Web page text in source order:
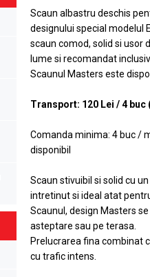
Scaun albastru deschis
designului special modelul
scaun comod, solid si usor
lume si recomandat
Scaunul Masters este
Transport: 120 Lei / 4 buc
Comanda minima: 4 buc /
disponibil
Scaun stivuibil si solid cu
intretinut si ideal atat
Scaunul, design Masters
asteptare sau pe terasa.
Prelucrarea fina combinat
cu trafic intens.